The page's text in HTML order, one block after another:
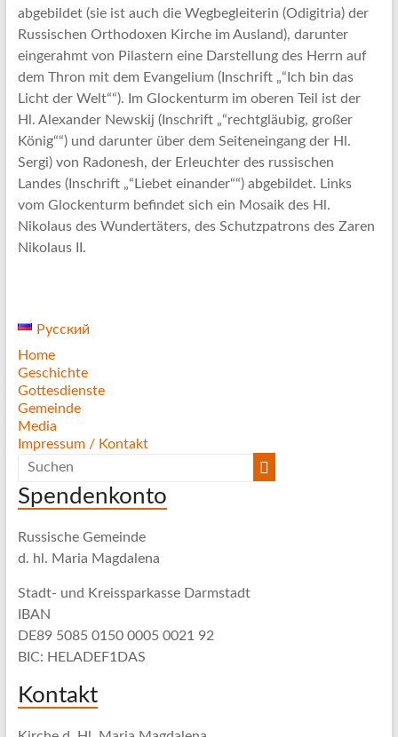
abgebildet (sie ist auch die Wegbegleiterin (Odigitria) der
Russischen Orthodoxen Kirche im Ausland), darunter
eingerahmt von Pilastern eine Darstellung des Herrn auf
dem Thron mit dem Evangelium (Inschrift „“Ich bin das
Licht der Welt““). Im Glockenturm im oberen Teil ist der
Hl. Alexander Newskij (Inschrift „“rechtgläubig, großer
König““) und darunter über dem Seiteneingang der Hl.
Sergi) von Radonesh, der Erleuchter des russischen
Landes (Inschrift „“Liebet einander““) abgebildet. Links
vom Glockenturm befindet sich ein Mosaik des Hl.
Nikolaus des Wundertäters, des Schutzpatrons des Zaren
Nikolaus II.
Русский
Home
Geschichte
Gottesdienste
Gemeinde
Media
Impressum / Kontakt
Spendenkonto
Russische Gemeinde
d. hl. Maria Magdalena
Stadt- und Kreissparkasse Darmstadt
IBAN
DE89 5085 0150 0005 0021 92
BIC: HELADEF1DAS
Kontakt